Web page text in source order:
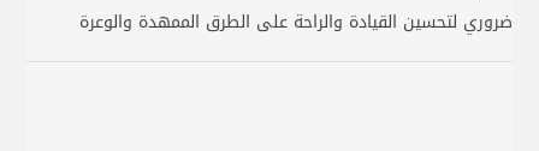
ضروري لتحسين القيادة والراحة على الطرق الممهدة والوعرة